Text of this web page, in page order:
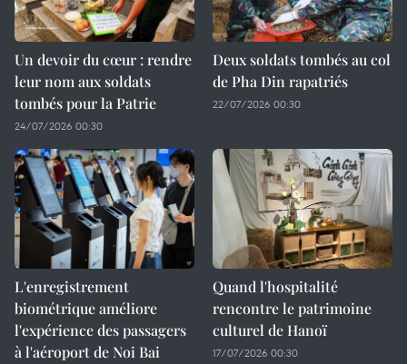
Un devoir du cœur : rendre
leur nom aux soldats
tombés pour la Patrie
24/07/2026 00:30
Deux soldats tombés au col
de Pha Din rapatriés
22/07/2026 00:30
L'enregistrement
biométrique améliore
l'expérience des passagers
à l'aéroport de Noi Bai
Quand l'hospitalité
rencontre le patrimoine
culturel de Hanoï
17/07/2026 00:30